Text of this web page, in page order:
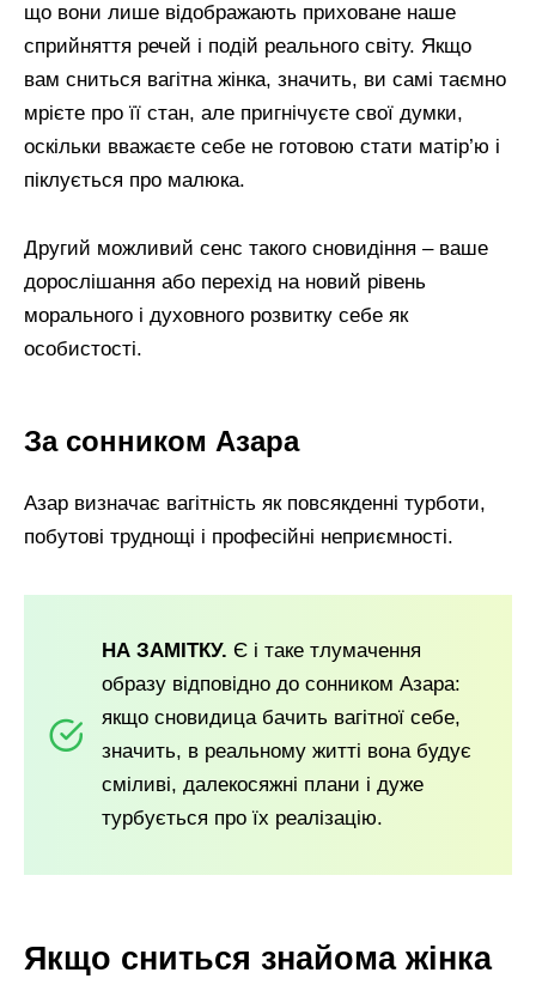
що вони лише відображають приховане наше
сприйняття речей і подій реального світу. Якщо
вам сниться вагітна жінка, значить, ви самі таємно
мрієте про її стан, але пригнічуєте свої думки,
оскільки вважаєте себе не готовою стати матір’ю і
піклується про малюка.
Другий можливий сенс такого сновидіння – ваше
дорослішання або перехід на новий рівень
морального і духовного розвитку себе як
особистості.
За сонником Азара
Азар визначає вагітність як повсякденні турботи,
побутові труднощі і професійні неприємності.
НА ЗАМІТКУ. Є і таке тлумачення
образу відповідно до сонником Азара:
якщо сновидица бачить вагітної себе,
значить, в реальному житті вона будує
сміливі, далекосяжні плани і дуже
турбується про їх реалізацію.
Якщо сниться знайома жінка